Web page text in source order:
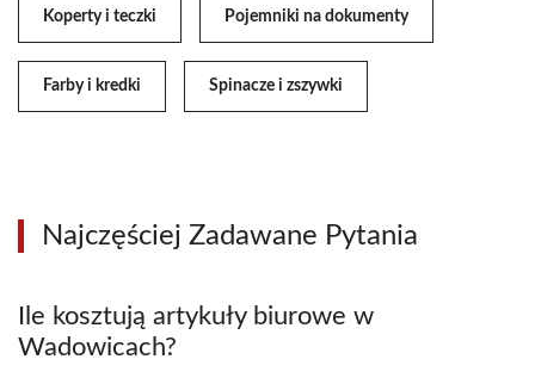
Koperty i teczki Pojemniki na dokumenty
Farby i kredki Spinacze i zszywki
Najczęściej Zadawane Pytania
Ile kosztują artykuły biurowe w
Wadowicach?